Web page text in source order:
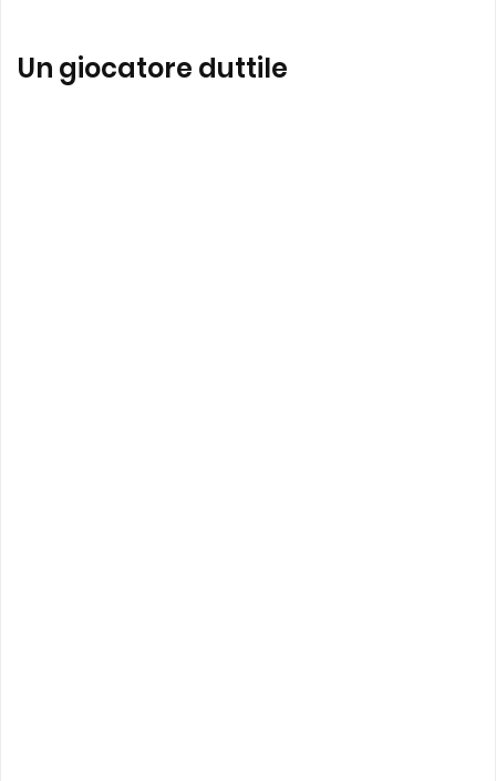
Un giocatore duttile